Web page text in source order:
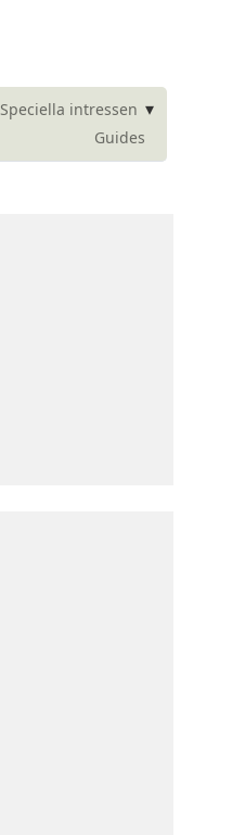
Speciella intressen ▾
Guides